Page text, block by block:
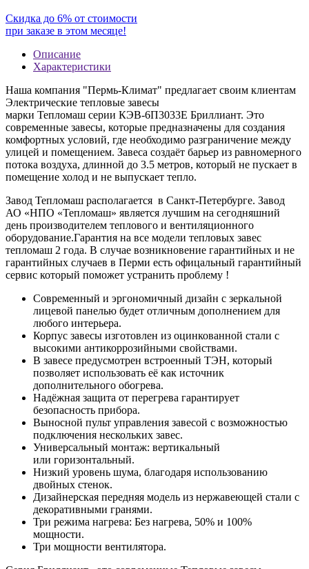
Скидка до 6% от стоимости
при заказе в этом месяце!
Описание
Характеристики
Наша компания "Пермь-Климат" предлагает своим клиентам
Электрические тепловые завесы
марки Тепломаш серии КЭВ-6П3033Е Бриллиант. Это
современные завесы, которые предназначены для создания
комфортных условий, где необходимо разграничение между
улицей и помещением. Завеса создаёт барьер из равномерного
потока воздуха, длинной до 3.5 метров, который не пускает в
помещение холод и не выпускает тепло.
Завод Тепломаш располагается в Санкт-Петербурге. Завод
АО «НПО «Тепломаш» является лучшим на сегодняшний
день производителем теплового и вентиляционного
оборудование.Гарантия на все модели тепловых завес
тепломаш 2 года. В случае возникновение гарантийных и не
гарантийных случаев в Перми есть офицальный гарантийный
сервис который поможет устранить проблему !
Современный и эргономичный дизайн с зеркальной
лицевой панелью будет отличным дополнением для
любого интерьера.
Корпус завесы изготовлен из оцинкованной стали с
высокими антикоррозийными свойствами.
В завесе предусмотрен встроенный ТЭН, который
позволяет использовать её как источник
дополнительного обогрева.
Надёжная защита от перегрева гарантирует
безопасность прибора.
Выносной пульт управления завесой с возможностью
подключения нескольких завес.
Универсальный монтаж: вертикальный
или горизонтальный.
Низкий уровень шума, благодаря использованию
двойных стенок.
Дизайнерская передняя модель из нержавеющей стали с
декоративными гранями.
Три режима нагрева: Без нагрева, 50% и 100%
мощности.
Три мощности вентилятора.